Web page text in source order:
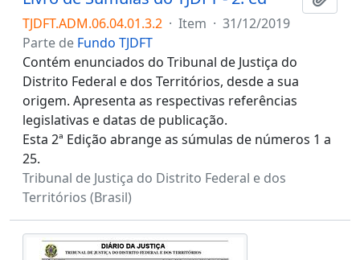
TJDFT.ADM.06.04.01.3.2 · Item · 31/12/2019
Parte de Fundo TJDFT
Contém enunciados do Tribunal de Justiça do
Distrito Federal e dos Territórios, desde a sua
origem. Apresenta as respectivas referências
legislativas e datas de publicação.
Esta 2ª Edição abrange as súmulas de números 1 a
25.
Tribunal de Justiça do Distrito Federal e dos
Territórios (Brasil)